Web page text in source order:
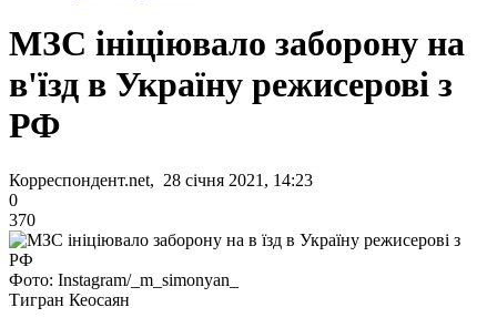
МЗС ініціювало заборону на
в'їзд в Україну режисерові з
РФ
Корреспондент.net, 28 січня 2021, 14:23
0
370
Фото: Instagram/_m_simonyan_
Тигран Кеосаян